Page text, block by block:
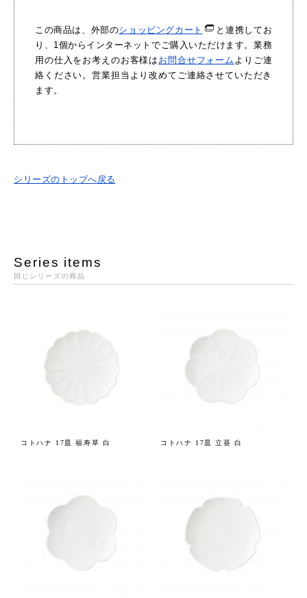
この商品は、外部のショッピングカート
と連携してお
り、1個からインターネットでご購入いただけます。業務
用の仕入をお考えのお客様は お問合せフォーム よりご連
絡ください。営業担当より改めてご連絡させていただき
ます。
シリーズのトップへ戻る
Series items
同じシリーズの商品
コトハナ 17皿 福寿草 白 コトハナ 17皿 立葵 白